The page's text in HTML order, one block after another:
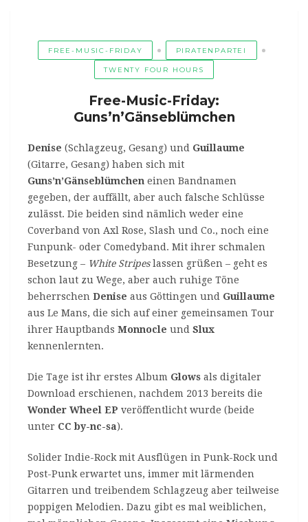
FREE-MUSIC-FRIDAY PIRATENPARTEI
TWENTY FOUR HOURS
Free-Music-Friday:
Guns’n’Gänseblümchen
Denise (Schlagzeug, Gesang) und Guillaume
(Gitarre, Gesang) haben sich mit
Guns’n’Gänseblümchen einen Bandnamen
gegeben, der auffällt, aber auch falsche Schlüsse
zulässt. Die beiden sind nämlich weder eine
Coverband von Axl Rose, Slash und Co., noch eine
Funpunk- oder Comedyband. Mit ihrer schmalen
Besetzung – White Stripeslassen grüßen – geht es
schon laut zu Wege, aber auch ruhige Töne
beherrschen Denise aus Göttingen und Guillaume
aus Le Mans, die sich auf einer gemeinsamen Tour
ihrer Hauptbands Monnocle und Slux
kennenlernten.
Die Tage ist ihr erstes Album Glows als digitaler
Download erschienen, nachdem 2013 bereits die
Wonder Wheel EP veröffentlicht wurde (beide
unter CC by-nc-sa).
Solider Indie-Rock mit Ausflügen in Punk-Rock und
Post-Punk erwartet uns, immer mit lärmenden
Gitarren und treibendem Schlagzeug aber teilweise
poppigen Melodien. Dazu gibt es mal weiblichen,